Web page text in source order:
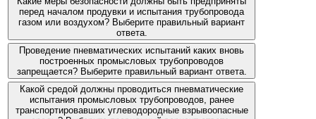
перед началом продувки и испытания трубопровода
газом или воздухом? Выберите правильный вариант
ответа.
Проведение пневматических испытаний каких вновь
построенных промысловых трубопроводов
запрещается? Выберите правильный вариант ответа.
Какой средой должны проводиться пневматические
испытания промысловых трубопроводов, ранее
транспортировавших углеводородные взрывоопасные